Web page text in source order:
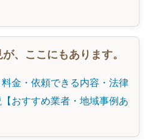
、ここにもあります。
金・依頼できる内容・法律
おすすめ業者・地域事例あ